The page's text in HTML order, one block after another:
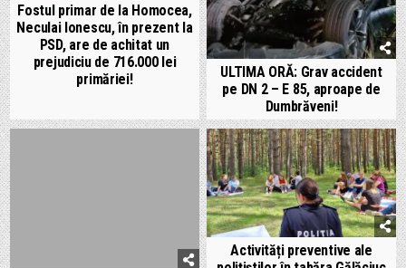
Fostul primar de la Homocea,
Neculai Ionescu, în prezent la
PSD, are de achitat un
prejudiciu de 716.000 lei
primăriei!
ULTIMA ORĂ: Grav accident
pe DN 2 – E 85, aproape de
Dumbrăveni!
Activități preventive ale